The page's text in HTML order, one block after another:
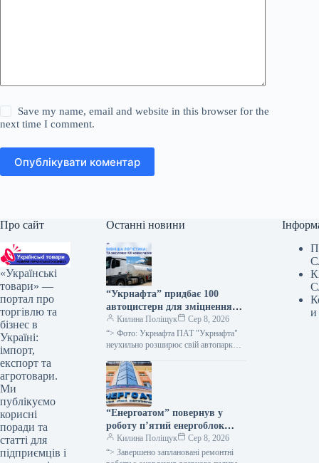
Save my name, email and website in this browser for the
next time I comment.
Опублікувати коментар
Про сайт
«Українські
товари» —
портал про
торгівлю та
бізнес в
Україні:
імпорт,
експорт та
агротовари.
Ми
публікуємо
корисні
поради та
статті для
підприємців і
Останні новини
“Укрнафта” придбає 100
автоцистерн для зміцнення
безпеки доставки палива
Килина Поліщук
Сер 8, 2026
“> Фото: Укрнафта ПАТ "Укрнафта"
неухильно розширює свій автопарк
забезпечення пальним по всій території
держави, проінформувала…
“Енергоатом” повернув у
роботу п’ятий енергоблок
після планового технічного
обслуговування.
Килина Поліщук
Сер 8, 2026
“> Завершено заплановані ремонтні
и